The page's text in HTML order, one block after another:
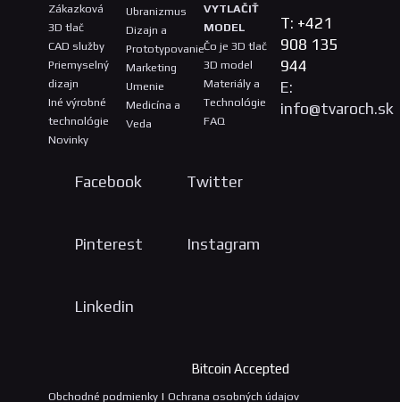
Zákazková
3D tlač
CAD služby
Priemyselný
dizajn
Iné výrobné
technológie
Novinky
Ubranizmus
Dizajn a
Prototypovanie
Marketing
Umenie
Medicína a
Veda
VYTLAČIŤ
MODEL
Čo je 3D tlač
3D model
Materiály a
Technológie
FAQ
T: +421
908 135
944
E:
info@tvaroch.sk
Facebook Twitter
Pinterest Instagram
Linkedin
Bitcoin Accepted
Obchodné podmienky | Ochrana osobných údajov